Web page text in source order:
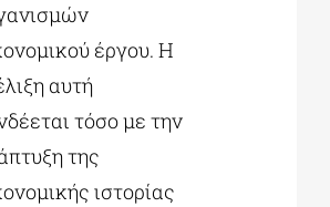
έργου. Η
αυτή
τόσο με την
της
ιστορίας